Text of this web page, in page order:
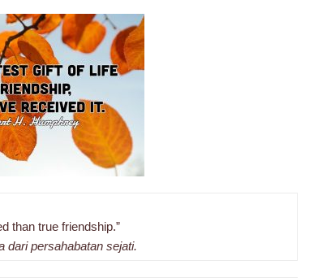
than true friendship.”
dari persahabatan sejati.